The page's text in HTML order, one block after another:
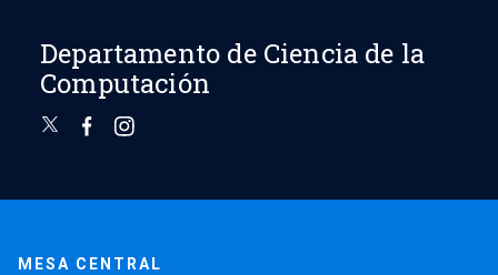
Departamento de Ciencia de la
Computación
MESA CENTRAL